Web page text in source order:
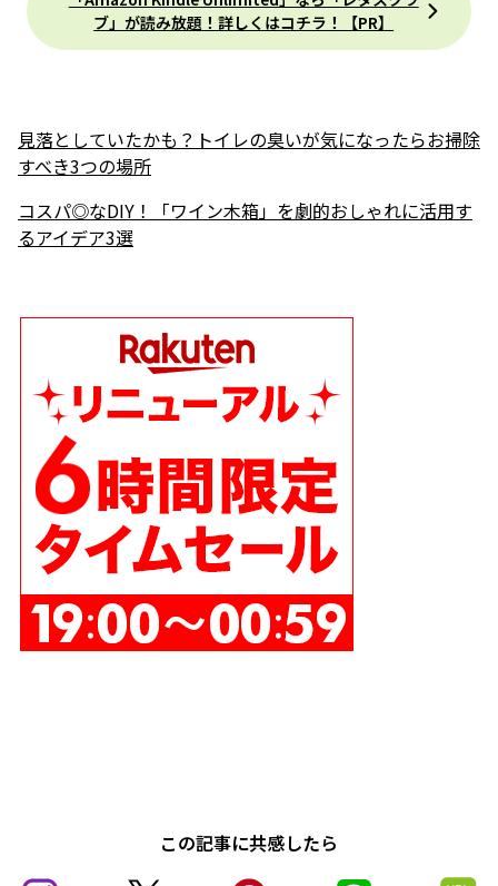
ブ」が読み放題！詳しくはコチラ！【PR】
見落としていたかも？トイレの臭いが気になったらお掃除
すべき3つの場所
コスパ◎なDIY！「ワイン木箱」を劇的おしゃれに活用す
るアイデア3選
この記事に共感したら